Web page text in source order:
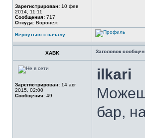
Зарегистрирован: 10 фев
2014, 11:11
Сообщения: 717
Откуда: Воронеж
Вернуться к началу
XABK Заголовок
Зарегистрирован: 14 авг
2015, 02:00
Сообщения: 49
ilkari
бар,